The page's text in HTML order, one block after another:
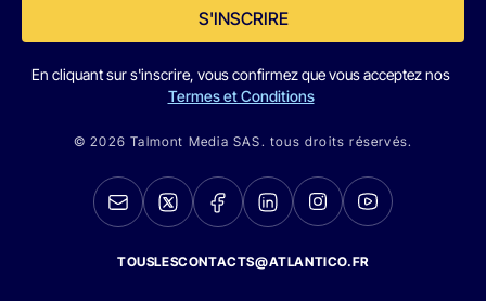
S'INSCRIRE
En cliquant sur s'inscrire, vous confirmez que vous acceptez nos
Termes et Conditions
© 2026 Talmont Media SAS. tous droits réservés.
TOUSLESCONTACTS@ATLANTICO.FR